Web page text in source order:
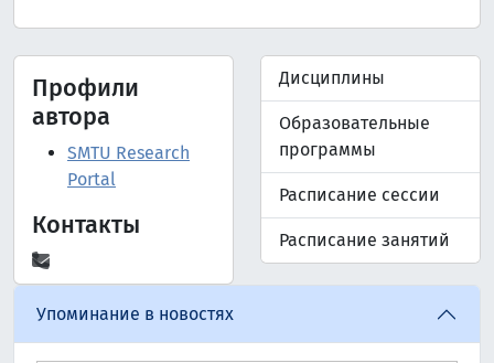
Профили
автора
SMTU Research
Portal
Контакты
Дисциплины
Образовательные
программы
Расписание сессии
Расписание занятий
Упоминание в новостях